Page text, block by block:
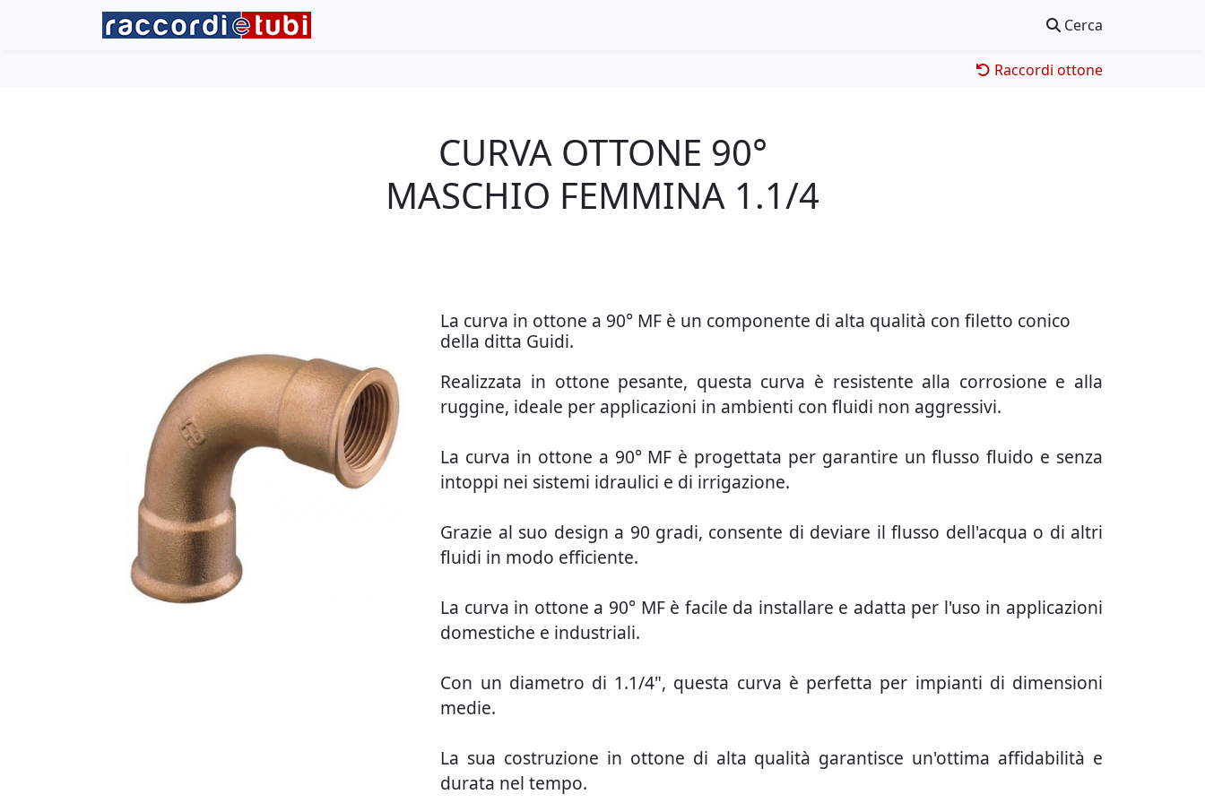
Cerca
Raccordi ottone
CURVA OTTONE 90°
MASCHIO FEMMINA 1.1/4
La curva in ottone a 90° MF è un componente di alta qualità con filetto conico
della ditta Guidi.
Realizzata in ottone pesante, questa curva è resistente alla corrosione e alla
ruggine, ideale per applicazioni in ambienti con fluidi non aggressivi.
La curva in ottone a 90° MF è progettata per garantire un flusso fluido e senza
intoppi nei sistemi idraulici e di irrigazione.
Grazie al suo design a 90 gradi, consente di deviare il flusso dell'acqua o di altri
fluidi in modo efficiente.
La curva in ottone a 90° MF è facile da installare e adatta per l'uso in applicazioni
domestiche e industriali.
Con un diametro di 1.1/4", questa curva è perfetta per impianti di dimensioni
medie.
La sua costruzione in ottone di alta qualità garantisce un'ottima affidabilità e
durata nel tempo.